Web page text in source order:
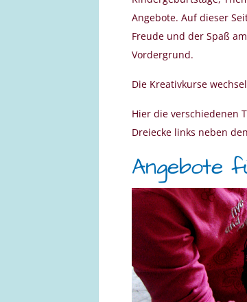
Angebote. Auf dieser
Freude und der Spaß
Vordergrund.
Die Kreativkurse
Hier die verschiedenen
Dreiecke links neben
Angebote